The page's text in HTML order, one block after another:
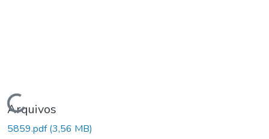
Carregando...
Arquivos
5859.pdf(3,56 MB)